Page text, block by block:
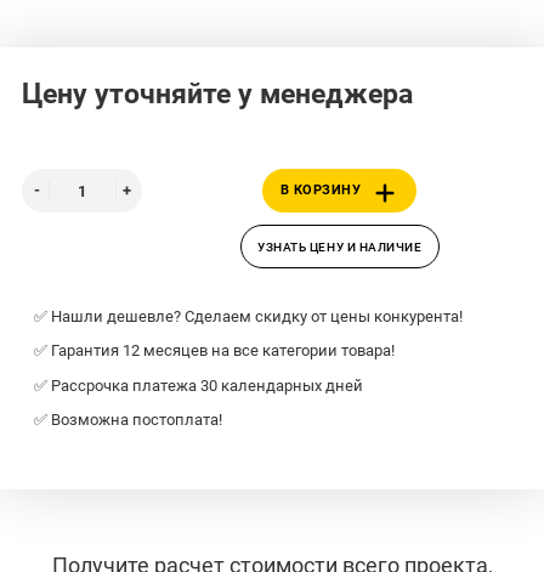
Цену уточняйте у менеджера
В КОРЗИНУ
УЗНАТЬ ЦЕНУ И НАЛИЧИЕ
✅ Нашли дешевле? Сделаем скидку от цены конкурента!
✅ Гарантия 12 месяцев на все категории товара!
✅ Рассрочка платежа 30 календарных дней
✅ Возможна постоплата!
Получите расчет стоимости всего проекта,